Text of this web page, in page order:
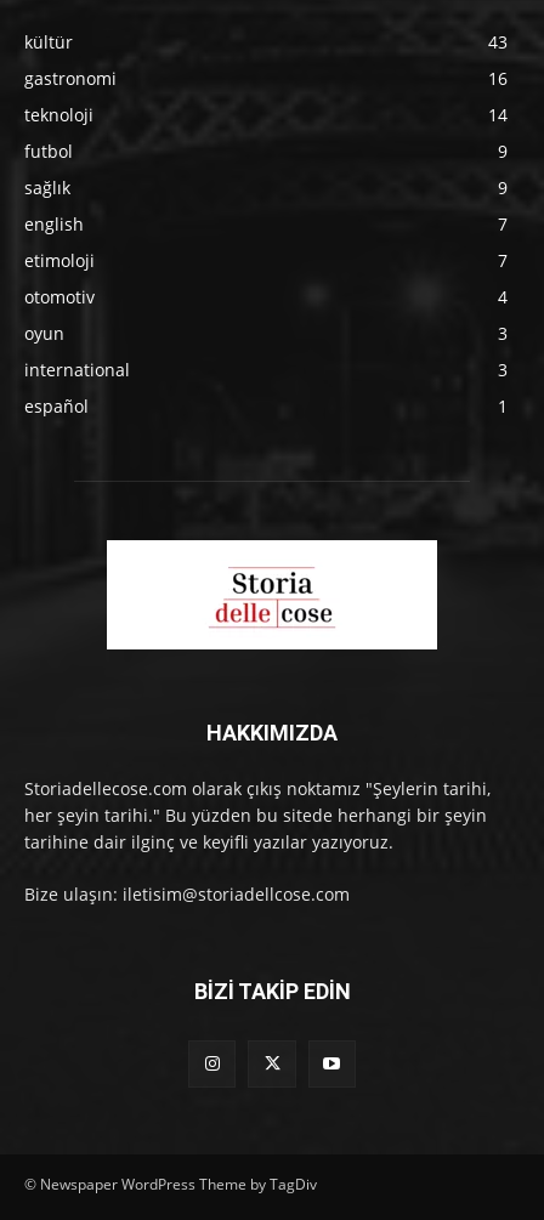
kültür
43
gastronomi
16
teknoloji
14
futbol
9
sağlık
9
english
7
etimoloji
7
otomotiv
4
oyun
3
international
3
español
1
HAKKIMIZDA
Storiadellecose.com olarak çıkış noktamız "Şeylerin tarihi,
her şeyin tarihi." Bu yüzden bu sitede herhangi bir şeyin
tarihine dair ilginç ve keyifli yazılar yazıyoruz.
Bize ulaşın: iletisim@storiadellcose.com
BİZİ TAKİP EDİN
© Newspaper WordPress Theme by TagDiv